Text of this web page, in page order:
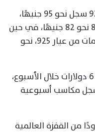
وأضاف أن سعر جرام الفضة عيار 925 سجل نحو 95 جنيهًا،
بينما بلغ سعر جرام الفضة عيار 800 نحو 82 جنيهًا، في حين
سجل الجنيه الفضة، الذي يزن 8 جرامات من عيار 925، نحو
وعالميًا، ارتفعت أوقية الفضة بنحو 6 دولارات خلال الأسبوع،
64 دولارًا، لتسجل مكاسب أسبوعية
من القفزة العالمية